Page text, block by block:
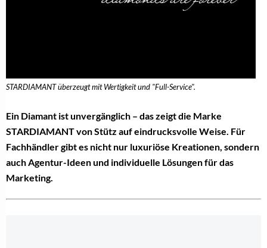
STARDIAMANT überzeugt mit Wertigkeit und "Full-Service".
Ein Diamant ist unvergänglich – das zeigt die Marke
STARDIAMANT von Stütz auf eindrucksvolle Weise. Für
Fachhändler gibt es nicht nur luxuriöse Kreationen, sondern
auch Agentur-Ideen und individuelle Lösungen für das
Marketing.